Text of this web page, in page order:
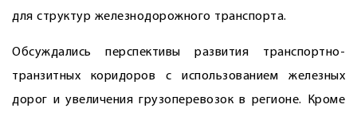
для структур железнодорожного транспорта.
Обсуждались перспективы развития транспортно-
транзитных коридоров с использованием железных
дорог и увеличения грузоперевозок в регионе. Кроме